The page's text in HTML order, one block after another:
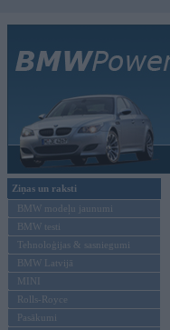
Ziņas un raksti
BMW modeļu jaunumi
BMW testi
Tehnoloģijas & sasniegumi
BMW Latvijā
MINI
Rolls-Royce
Pasākumi